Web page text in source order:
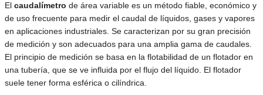
El caudalímetro de área variable es un método fiable, económico y
de uso frecuente para medir el caudal de líquidos, gases y vapores
en aplicaciones industriales. Se caracterizan por su gran precisión
de medición y son adecuados para una amplia gama de caudales.
El principio de medición se basa en la flotabilidad de un flotador en
una tubería, que se ve influida por el flujo del líquido. El flotador
suele tener forma esférica o cilíndrica.